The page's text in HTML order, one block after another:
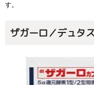
す。
ザガーロ／デュタ